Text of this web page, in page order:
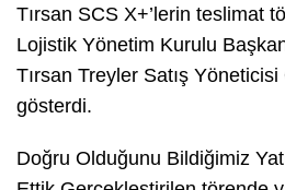
Tırsan SCS X+’lerin teslimat
Lojistik Yönetim Kurulu
Tırsan Treyler Satış Yöneticisi
gösterdi.
Doğru Olduğunu Bildiğimiz